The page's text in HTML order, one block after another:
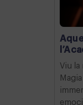
Viu la